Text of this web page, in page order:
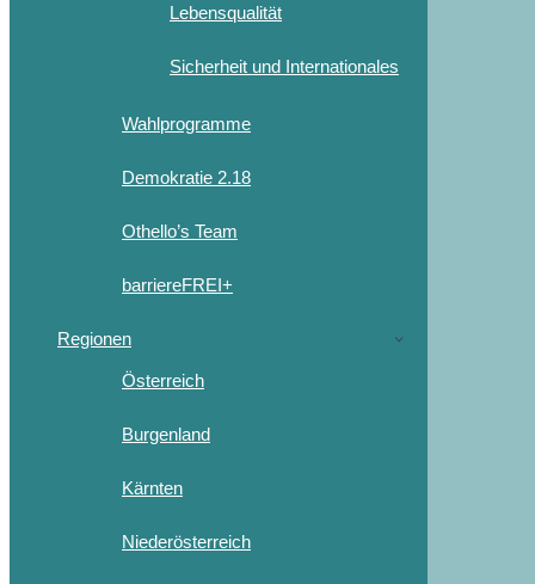
Lebensqualität
Sicherheit und Internationales
Wahlprogramme
Demokratie 2.18
Othello’s Team
barriereFREI+
Regionen
Österreich
Burgenland
Kärnten
Niederösterreich